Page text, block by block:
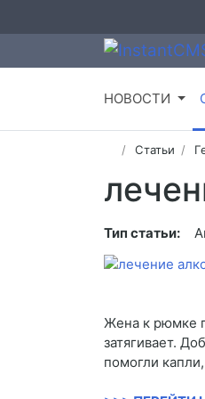
НОВОСТИ
Статьи
Тип статьи:
Жена к рюмке
затягивает.
помогли